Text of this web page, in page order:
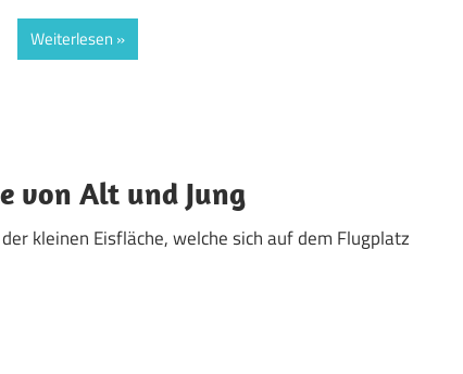
Weiterlesen
von Alt und Jung
kleinen Eisfläche, welche sich auf dem Flugplatz